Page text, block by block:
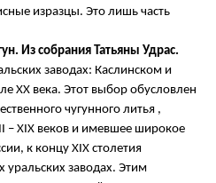
изразцы. Это лишь часть
Из собрания Татьяны Удрас.
заводах: Каслинском и
XX века. Этот выбор обусловлен
чугунного литья ,
– XIX веков и имевшее широкое
к концу XIX столетия
уральских заводах. Этим